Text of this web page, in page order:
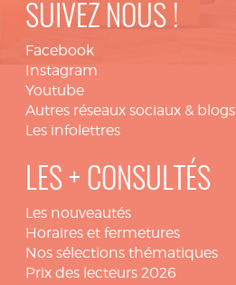
SUIVEZ NOUS !
Facebook
Instagram
Youtube
Autres réseaux sociaux & blogs
Les infolettres
LES + CONSULTÉS
Les nouveautés
Horaires et fermetures
Nos sélections thématiques
Prix des lecteurs 2026